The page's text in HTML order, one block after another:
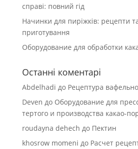
справі: повний гід
Начинки для пиріжків: рецепти
приготування
Оборудование для обработки
Останні коментарі
Abdelhadi до Рецептура
Deven до Оборудование для
тертого и производства какао-
roudayna dehech до Пектин
khosrow momeni до Расчет